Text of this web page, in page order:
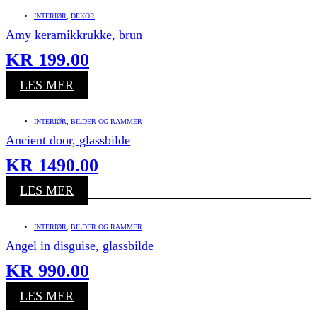
INTERIØR DEKOR
Amy keramikkrukke, brun
KR 199.00
LES MER
INTERIØR BILDER OG RAMMER
Ancient door, glassbilde
KR 1490.00
LES MER
INTERIØR BILDER OG RAMMER
Angel in disguise, glassbilde
KR 990.00
LES MER